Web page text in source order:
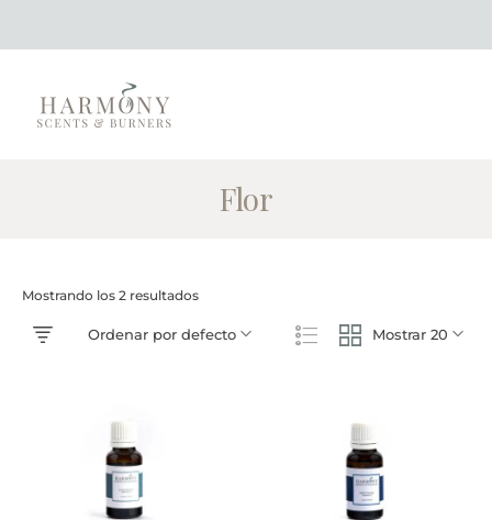
Flor
Mostrando los 2 resultados
Mostrar 20
Ordenar por defecto